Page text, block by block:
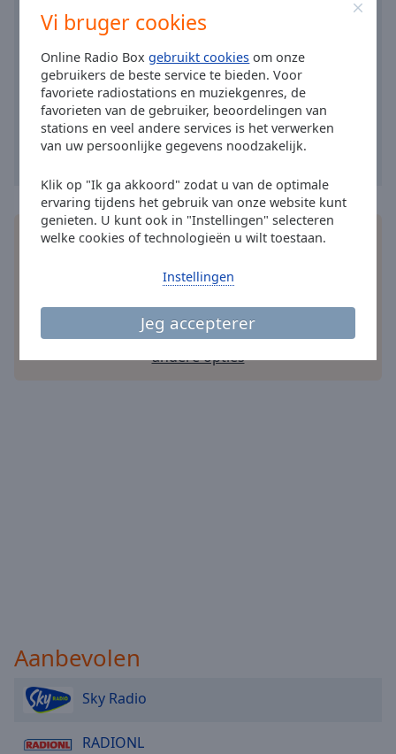
Vi bruger cookies
Online Radio Boxgebruikt cookies om onze
gebruikers de beste service te bieden. Voor
favoriete radiostations en muziekgenres, de
favorieten van de gebruiker, beoordelingen van
stations en veel andere services is het verwerken
van uw persoonlijke gegevens noodzakelijk.
Klik op "Ik ga akkoord" zodat u van de optimale
ervaring tijdens het gebruik van onze website kunt
genieten. U kunt ook in "Instellingen" selecteren
welke cookies of technologieën u wilt toestaan.
Jeg accepterer
Instellingen
Background
Opacity
Installeer de gratis Online Radio Boxapplicatie
radiozenders – waar je ook bent!
andere opties
Aanbevolen
Sky Radio
RADIONL